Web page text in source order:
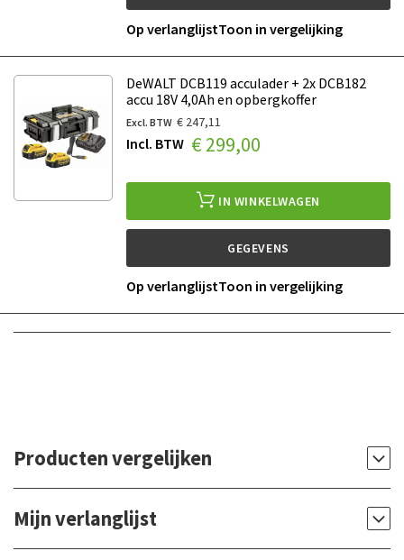
Op verlanglijstToon in vergelijking
DeWALT DCB119 acculader + 2x DCB182
accu 18V 4,0Ah en opbergkoffer
€ 247,11
€ 299,00
IN WINKELWAGEN
GEGEVENS
Op verlanglijstToon in vergelijking
Producten vergelijken
Mijn verlanglijst